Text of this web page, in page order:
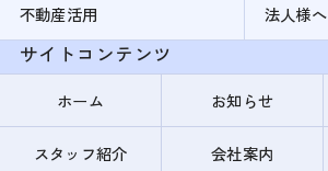
不動産活用
法人様へ
サイトコンテンツ
ホーム お知らせ
スタッフ紹介 会社案内